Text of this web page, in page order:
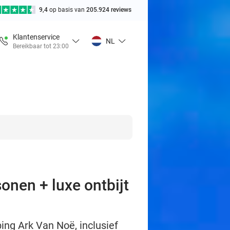
9,4 op basis van 205.924 reviews
Klantenservice
Bereikbaar tot 23:00
NL
+ luxe ontbijt
Ark Van Noë, inclusief